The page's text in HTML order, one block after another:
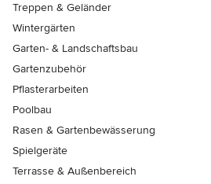
Treppen & Geländer
Wintergärten
Garten- & Landschaftsbau
Gartenzubehör
Pflasterarbeiten
Poolbau
Rasen & Gartenbewässerung
Spielgeräte
Terrasse & Außenbereich